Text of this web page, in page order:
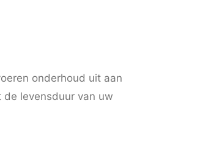
onderhoud uit aan
levensduur van uw